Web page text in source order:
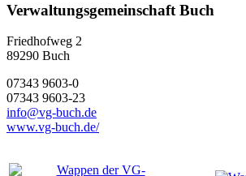
Verwaltungsgemeinschaft Buch
Friedhofweg 2
89290 Buch
07343 9603-0
07343 9603-23
info@vg-buch.de
www.vg-buch.de/